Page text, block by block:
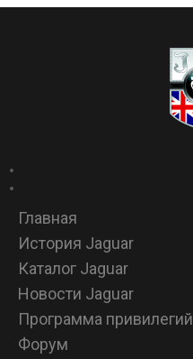
Главная
История Jaguar
Каталог Jaguar
Новости Jaguar
Программа привилегий
Форум